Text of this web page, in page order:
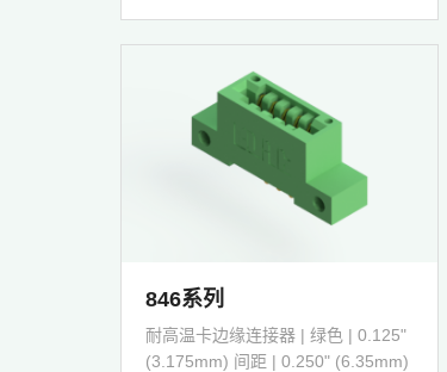
846系列
耐高温卡边缘连接器 | 绿色 | 0.125"
(3.175mm) 间距 | 0.250" (6.35mm)